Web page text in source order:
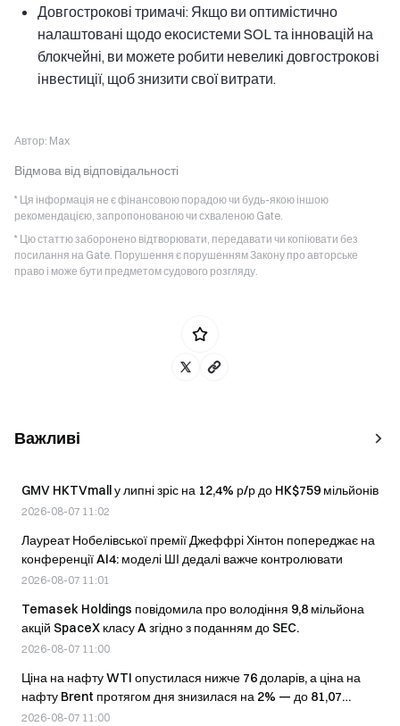
Довгострокові тримачі: Якщо ви оптимістично
налаштовані щодо екосистеми SOL та інновацій на
блокчейні, ви можете робити невеликі довгострокові
інвестиції, щоб знизити свої витрати.
Автор: Max
Відмова від відповідальності
* Ця інформація не є фінансовою порадою чи будь-якою іншою
рекомендацією, запропонованою чи схваленою Gate.
* Цю статтю заборонено відтворювати, передавати чи копіювати без
посилання на Gate. Порушення є порушенням Закону про авторське
право і може бути предметом судового розгляду.
Важливі
GMV HKTVmall у липні зріс на 12,4% р/р до HK$759 мільйонів
2026-08-07 11:02
Лауреат Нобелівської премії Джеффрі Хінтон попереджає на
конференції AI4: моделі ШІ дедалі важче контролювати
2026-08-07 11:01
Temasek Holdings повідомила про володіння 9,8 мільйона
акцій SpaceX класу A згідно з поданням до SEC.
2026-08-07 11:00
Ціна на нафту WTI опустилася нижче 76 доларів, а ціна на
нафту Brent протягом дня знизилася на 2% — до 81,07
долара.
2026-08-07 11:00